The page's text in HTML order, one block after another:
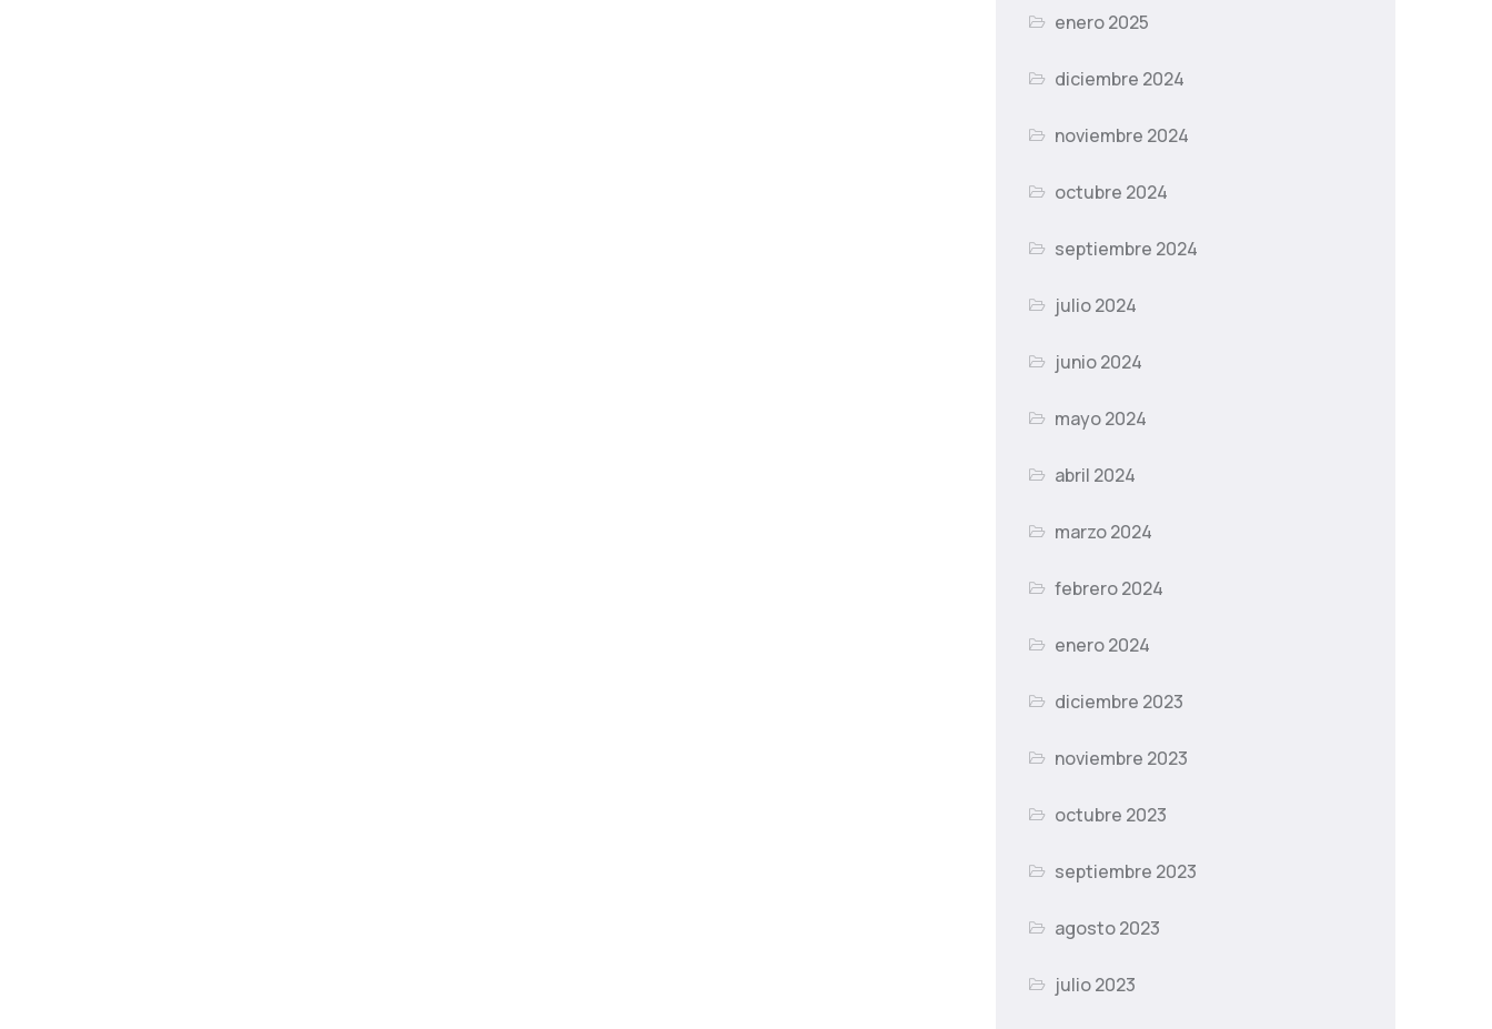
enero 2025
diciembre 2024
noviembre 2024
octubre 2024
septiembre 2024
julio 2024
junio 2024
mayo 2024
abril 2024
marzo 2024
febrero 2024
enero 2024
diciembre 2023
noviembre 2023
octubre 2023
septiembre 2023
agosto 2023
julio 2023